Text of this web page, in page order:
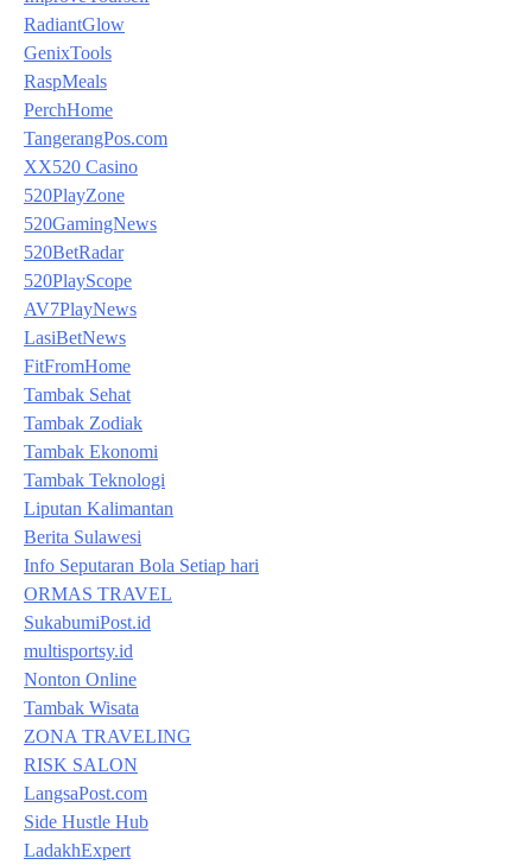
RadiantGlow
GenixTools
RaspMeals
PerchHome
TangerangPos.com
XX520 Casino
520PlayZone
520GamingNews
520BetRadar
520PlayScope
AV7PlayNews
LasiBetNews
FitFromHome
Tambak Sehat
Tambak Zodiak
Tambak Ekonomi
Tambak Teknologi
Liputan Kalimantan
Berita Sulawesi
Info Seputaran Bola Setiap hari
ORMAS TRAVEL
SukabumiPost.id
multisportsy.id
Nonton Online
Tambak Wisata
ZONA TRAVELING
RISK SALON
LangsaPost.com
Side Hustle Hub
LadakhExpert